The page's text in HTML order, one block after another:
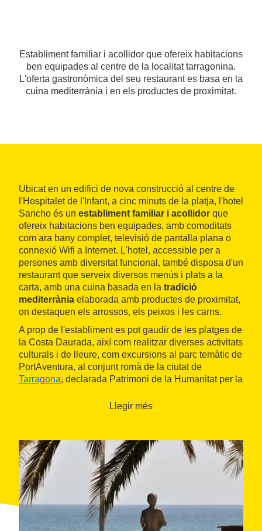
Establiment familiar i acollidor que ofereix habitacions
ben equipades al centre de la localitat tarragonina.
L'oferta gastronòmica del seu restaurant es basa en la
cuina mediterrània i en els productes de proximitat.
Ubicat en un edifici de nova construcció al centre de
l'Hospitalet de l'Infant, a cinc minuts de la platja, l'hotel
Sancho és un establiment familiar i acollidor que
ofereix habitacions ben equipades, amb comoditats
com ara bany complet, televisió de pantalla plana o
connexió Wifi a Internet. L'hotel, accessible per a
persones amb diversitat funcional, també disposa d'un
restaurant que serveix diversos menús i plats a la
carta, amb una cuina basada en la tradició
mediterrània elaborada amb productes de proximitat,
on destaquen els arrossos, els peixos i les carns.
A prop de l'establiment es pot gaudir de les platges de
la Costa Daurada, així com realitzar diverses activitats
culturals i de lleure, com excursions al parc temàtic de
PortAventura, al conjunt romà de la ciutat de
Tarragona, declarada Patrimoni de la Humanitat per la
Llegir més